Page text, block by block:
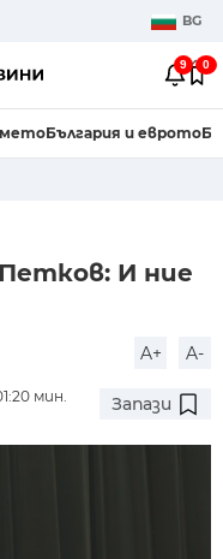
BG
9 0
България и еврото
И ние
A+ A-
мин.
Запази